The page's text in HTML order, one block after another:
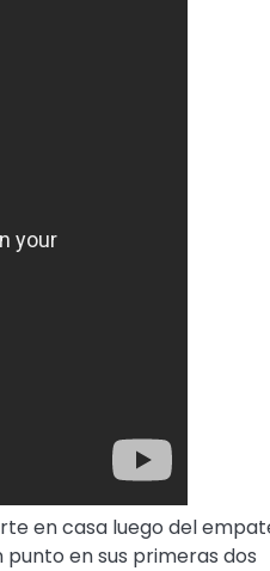
en casa luego del
en sus primeras dos